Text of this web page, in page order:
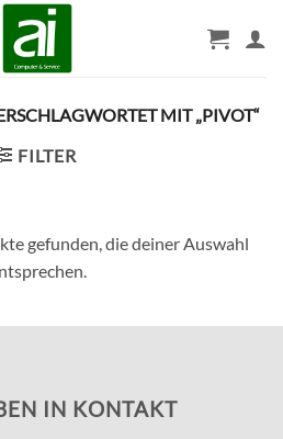
MIT „PIVOT“
FILTER
gefunden, die deiner Auswahl
IN KONTAKT